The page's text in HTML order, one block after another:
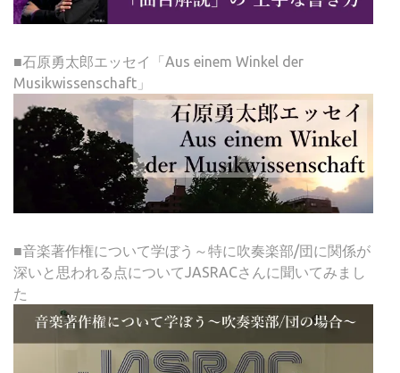
■石原勇太郎エッセイ「Aus einem Winkel der
Musikwissenschaft」
■音楽著作権について学ぼう～特に吹奏楽部/団に関係が
深いと思われる点についてJASRACさんに聞いてみまし
た